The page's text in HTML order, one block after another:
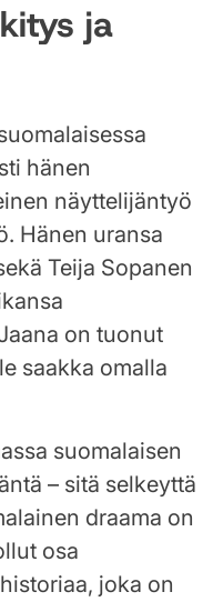
ja
hänen
näyttelijäntyö
Hänen uransa
Teija Sopanen
on tuonut
saakka omalla
suomalaisen
– sitä selkeyttä
draama on
osa
joka on